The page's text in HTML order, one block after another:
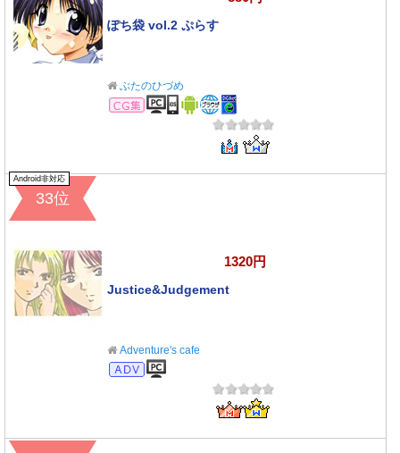
ぽち袋 vol.2 ぷらす
ぶたのひづめ
CG集
33位
Android非対応
1320円
Justice&Judgement
Adventure's cafe
アドベンチャー